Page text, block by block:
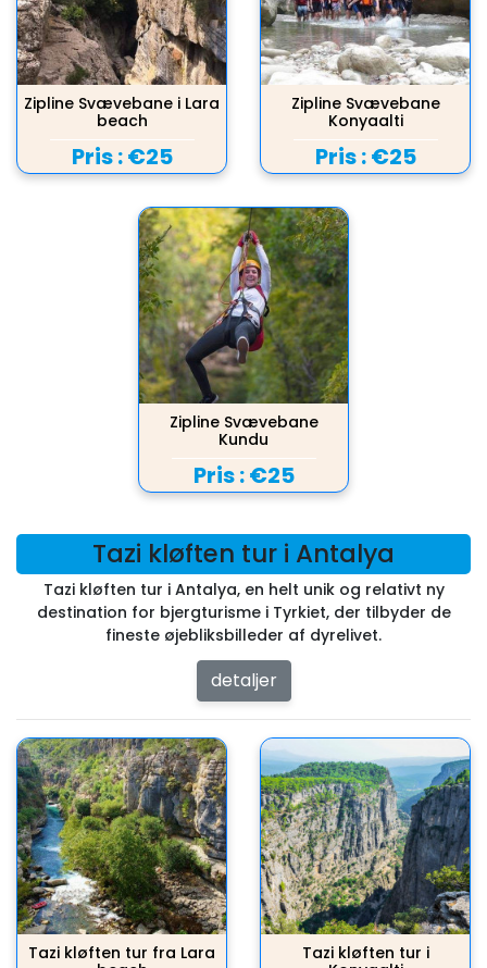
Zipline Svævebane i Lara
beach
Pris :€25
Zipline Svævebane
Konyaalti
Pris :€25
Zipline Svævebane
Kundu
Pris :€25
Tazi kløften tur i Antalya
Tazi kløften tur i Antalya, en helt unik og relativt ny
destination for bjergturisme i Tyrkiet, der tilbyder de
fineste øjebliksbilleder af dyrelivet.
detaljer
Tazi kløften tur fra Lara
Tazi kløften tur i